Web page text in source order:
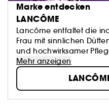
Marke entdecken
LANCÔME
Lancôme entfaltet die
Frau mit sinnlichen
und hochwirksamer
Unsere Produkte, von
innovativen Seren,
Inhaltsstoffen
nicht nur äußere
Glück hervor. Denn für
Mehr anzeigen